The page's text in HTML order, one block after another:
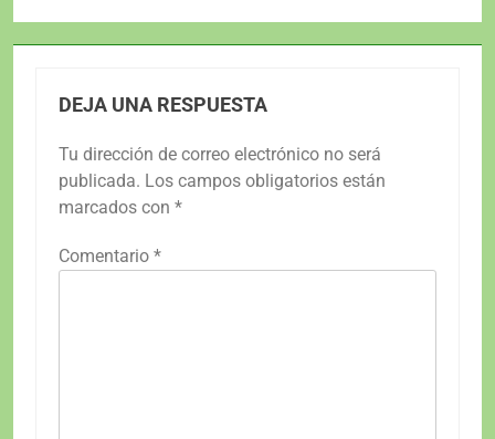
DEJA UNA RESPUESTA
Tu dirección de correo electrónico no será
publicada. Los campos obligatorios están
marcados con *
Comentario *